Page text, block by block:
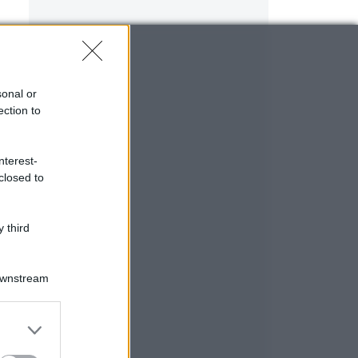
or
to
to
third